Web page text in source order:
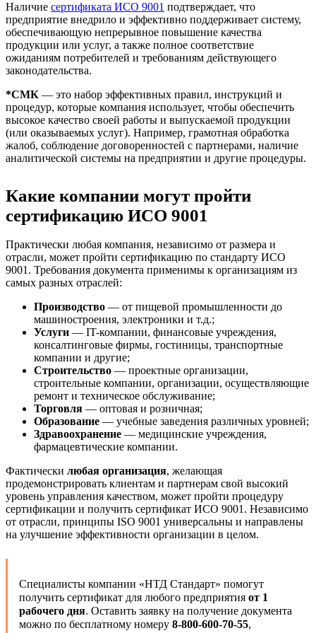
Наличие сертификата ИСО 9001 подтверждает, что
предприятие внедрило и эффективно поддерживает систему,
обеспечивающую непрерывное повышение качества
продукции или услуг, а также полное соответствие
ожиданиям потребителей и требованиям действующего
законодательства.
*СМК — это набор эффективных правил, инструкций и
процедур, которые компания использует, чтобы обеспечить
высокое качество своей работы и выпускаемой продукции
(или оказываемых услуг). Например, грамотная обработка
жалоб, соблюдение договоренностей с партнерами, наличие
аналитической системы на предприятии и другие процедуры.
Какие компании могут пройти
сертификацию ИСО 9001
Практически любая компания, независимо от размера и
отрасли, может пройти сертификацию по стандарту ИСО
9001. Требования документа применимы к организациям из
самых разных отраслей:
Производство — от пищевой промышленности до
машиностроения, электроники и т.д.;
Услуги — IT-компании, финансовые учреждения,
консалтинговые фирмы, гостиницы, транспортные
компании и другие;
Строительство — проектные организации,
строительные компании, организации, осуществляющие
ремонт и техническое обслуживание;
Торговля — оптовая и розничная;
Образование — учебные заведения различных уровней;
Здравоохранение — медицинские учреждения,
фармацевтические компании.
Фактически любая организация, желающая
продемонстрировать клиентам и партнерам свой высокий
уровень управления качеством, может пройти процедуру
сертификации и получить сертификат ИСО 9001. Независимо
от отрасли, принципы ISO 9001 универсальны и направлены
на улучшение эффективности организации в целом.
Специалисты компании «НТД Стандарт» помогут
получить сертификат для любого предприятия от 1
рабочего дня. Оставить заявку на получение документа
можно по бесплатному номеру 8-800-600-70-55,